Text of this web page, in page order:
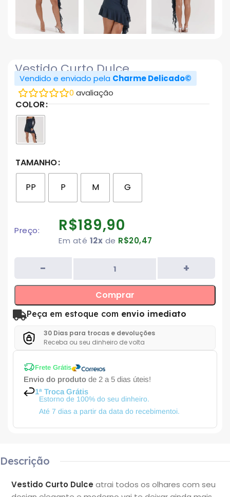
Vestido Curto Dulce
Vendido e enviado pela Charme Delicado©
0 avaliação
COLOR
TAMANHO
PP P M G
Preço: R$189,90
Em até 12x de R$20,47
Comprar
Peça em estoque com envio imediato
30 Dias para trocas e devoluções
Receba ou seu dinheiro de volta
Frete Grátis
Envio do produto de 2 a 5 dias úteis!
1ª Troca Grátis
Estorno de 100% do seu dinheiro.
Até 7 dias a partir da data do recebimentoi.
Descrição
Vestido Curto Dulce atrai todos os olhares com seu